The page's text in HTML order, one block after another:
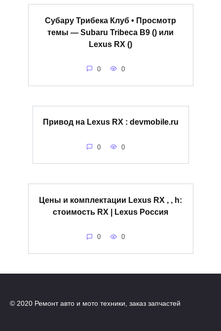
Субару Трибека Клуб • Просмотр
темы — Subaru Tribeca B9 () или
Lexus RX ()
0 0
Привод на Lexus RX : devmobile.ru
0 0
Цены и комплектации Lexus RX , , h:
стоимость RX | Lexus Россия
0 0
© 2020 Ремонт авто и мото техники, заказ запчастей